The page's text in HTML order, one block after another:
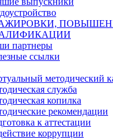
партнеры
ссылки
методический
служба
копилка
рекомендации
к аттестации
коррупции